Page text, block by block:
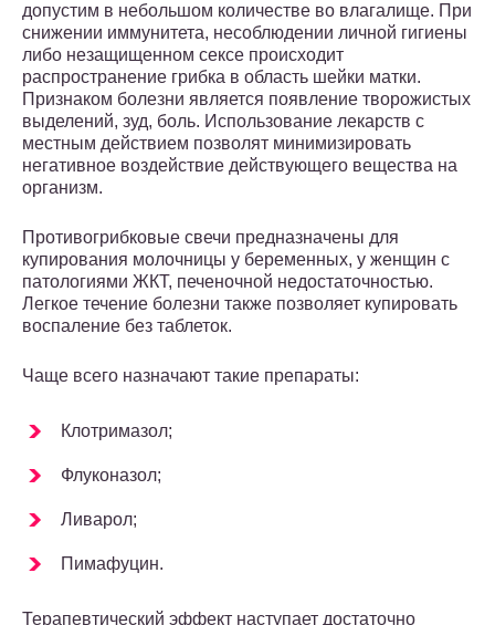
допустим в небольшом количестве во влагалище. При
снижении иммунитета, несоблюдении личной гигиены
либо незащищенном сексе происходит
распространение грибка в область шейки матки.
Признаком болезни является появление творожистых
выделений, зуд, боль. Использование лекарств с
местным действием позволят минимизировать
негативное воздействие действующего вещества на
организм.
Противогрибковые свечи предназначены для
купирования молочницы у беременных, у женщин с
патологиями ЖКТ, печеночной недостаточностью.
Легкое течение болезни также позволяет купировать
воспаление без таблеток.
Чаще всего назначают такие препараты:
Клотримазол;
Флуконазол;
Ливарол;
Пимафуцин.
Терапевтический эффект наступает достаточно